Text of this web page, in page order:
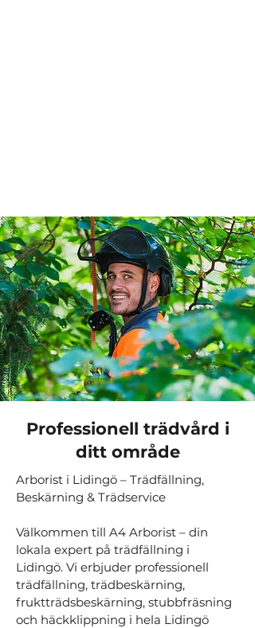
Professionell trädvård i
ditt område
​Arborist i Lidingö – Trädfällning,
Beskärning & Trädservice
Välkommen till A4 Arborist – din
lokala expert på trädfällning i
Lidingö. Vi erbjuder professionell
trädfällning, trädbeskärning,
fruktträdsbeskärning, stubbfräsning
och häckklippning i hela Lidingö